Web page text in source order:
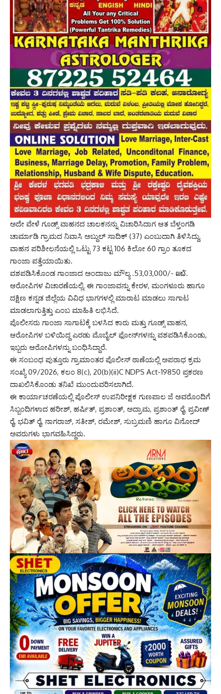
ಅದೇ ವೇಳೆ ಗೂಡ್ಸ್ ವಾಹನದ ಚಾಲಕನನ್ನು ವಿಚಾರಿಸಿದಾಗ ಆತ ಬೆಳ್ತಂಗಡಿ
ಚಾರ್ಮಾಡಿ ಗ್ರಾಮದ ನಿವಾಸಿ ಅಬ್ದುಲ್ ಸಾದಿಕ್ (37) ಎಂಬುದಾಗಿ ತಿಳಿಸಿದ್ದು,
ವಾಹನ ಪರಿಶೀಲನೆಯಲ್ಲಿ ಒಟ್ಟು 73 ಕಟ್ಟ 106 ಕಿಲೋ 60 ಗ್ರಾಂ ತೂಕದ
ಗಾಂಜಾ ಪತ್ತೆಯಾಯಿತು.
ವಶಪಡಿಸಿಕೊಂಡ ಗಾಂಜಾದ ಅಂದಾಜು ಮೌಲ್ಯ .53,03,000/- ໙໖.
ಆರೋಪಿಗಳ ವಿಚಾರಣೆಯಲ್ಲಿ, ಈ ಗಾಂಜಾವನ್ನು ಕೇರಳ, ಮಂಗಳೂರು ಹಾಗೂ
ದಕ್ಷಿಣ ಕನ್ನಡ ಜಿಲ್ಲೆಯ ವಿವಿಧ ಭಾಗಗಳಲ್ಲಿ ಮಾರಾಟ ಮಾಡಲು ಸಾಗಾಟ
ಮಾಡಲಾಗುತ್ತಿತ್ತು ಎಂಬ ಮಾಹಿತಿ ಲಭಿಸಿದೆ.
ಪೊಲೀಸರು ಗಾಂಜಾ ಸಾಗಾಟಕ್ಕೆ ಬಳಸಿದ ಕಾರು ಮತ್ತು ಗೂಡ್ಸ್ ವಾಹನ,
ಆರೋಪಿಗಳ ಬಳಿಯಿದ್ದ ಎರಡು ಮೊಬೈಲ್ ಫೋನ್‌ಗಳನ್ನು ವಶಪಡಿಸಿಕೊಂಡು,
ಇಬ್ಬರು ಆರೋಪಿಗಳನ್ನು ಬಂಧಿಸಿದ್ದಾರೆ.
ಈ ಸಂಬಂಧ ಪುತ್ತೂರು ಗ್ರಾಮಾಂತರ ಪೊಲೀಸ್‌ ಠಾಣೆಯಲ್ಲಿ ಅಪರಾಧ ಕ್ರಮ
ಸಂಖ್ಯೆ 09/2026, ಕಲಂ 8(c), 20(b)(ii)C NDPS Act-19850 ಪ್ರಕರಣ
ದಾಖಲಿಸಿಕೊಂಡು ತನಿಖೆ ಮುಂದುವರಿಸಲಾಗಿದೆ.
ಈ ಕಾರ್ಯಾಚರಣೆಯಲ್ಲಿ ಪೊಲೀಸ್ ಉಪನಿರೀಕ್ಷಕ ಗುಣಪಾಲ ಜೆ ಅವರೊಂದಿಗೆ
ಸಿಬ್ಬಂದಿಗಳಾದ ಹರೀಶ್, ಹರ್ಷಿತ್, ಪ್ರಶಾಂತ್, ಅದ್ರಾಮ, ಪ್ರಶಾಂತ್ ರೈ, ಪ್ರವೀಣ್
ರೈ, ಭವಿತ್ ರೈ, ನಾಗರಾಜ್, ಸತೀಶ್, ರಮೇಶ್‌, ಸುಬ್ರಮಣಿ ಹಾಗೂ ವಿನೋದ್
ಅವರುಗಳು ಭಾಗವಹಿಸಿದ್ದರು.